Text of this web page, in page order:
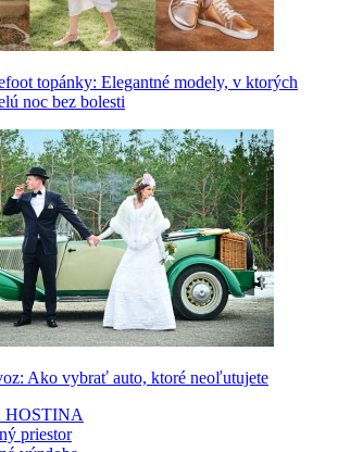
topánky: Elegantné modely, v ktorých
noc bez bolesti
Ako vybrať auto, ktoré neoľutujete
HOSTINA
priestor